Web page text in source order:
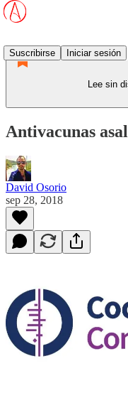
Suscribirse
Iniciar sesión
Lee sin
Antivacunas
David Osorio
sep 28, 2018